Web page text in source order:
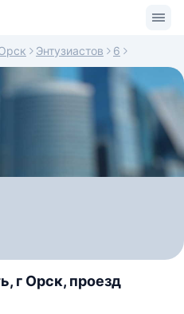
Энтузиастов 6
г Орск, проезд